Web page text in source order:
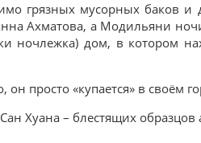
грязных мусорных баков и
Ахматова, а Модильяни
ночлежка) дом, в котором
он просто «купается» в своём
Хуана – блестящих образцов